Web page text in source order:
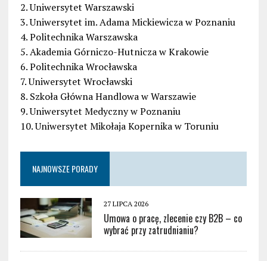
2. Uniwersytet Warszawski
3. Uniwersytet im. Adama Mickiewicza w Poznaniu
4. Politechnika Warszawska
5. Akademia Górniczo-Hutnicza w Krakowie
6. Politechnika Wrocławska
7. Uniwersytet Wrocławski
8. Szkoła Główna Handlowa w Warszawie
9. Uniwersytet Medyczny w Poznaniu
10. Uniwersytet Mikołaja Kopernika w Toruniu
NAJNOWSZE PORADY
27 LIPCA 2026
Umowa o pracę, zlecenie czy B2B – co
wybrać przy zatrudnianiu?